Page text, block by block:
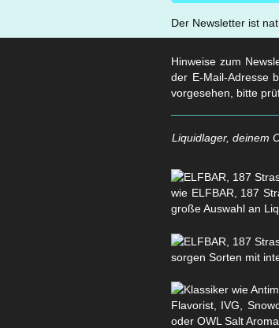
Der Newsletter ist
Hinweise zum
der E-Mail-Adresse
vorgesehen, bitte
Liquidlager, deinem
wie ELFBAR, 187
große Auswahl an
sorgen Sorten mit
Flavorist, IVG,
oder OWL Salt